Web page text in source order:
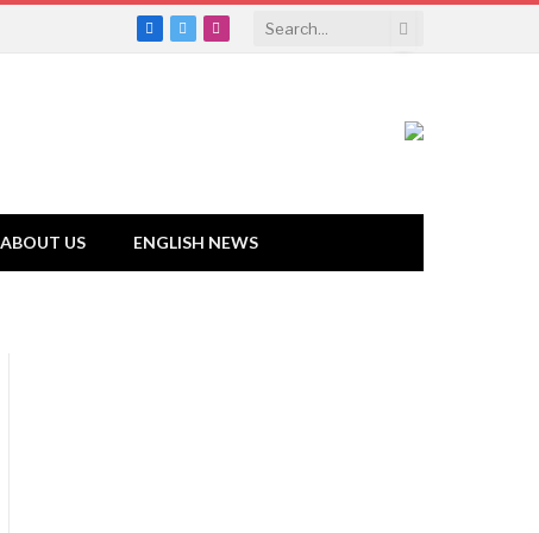
Facebook
TwitterInstagram
ABOUT US ENGLISH NEWS